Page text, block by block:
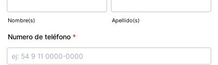
Nombre(s) Apellido(s)
Numero de teléfono *